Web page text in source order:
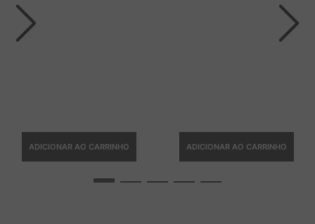
ADICIONAR AO CARRINHO ADICIONAR AO CARRINHO